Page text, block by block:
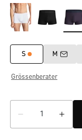
S M
Grössenberater